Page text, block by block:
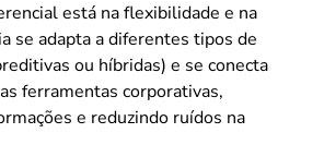
está na flexibilidade e na
se adapta a diferentes tipos de
ou híbridas) e se conecta
ferramentas corporativas,
e reduzindo ruídos na